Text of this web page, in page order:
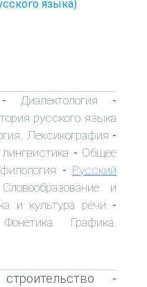
языка)
Диалектология -
русского языка
Лексикография -
- Общее
- Русский
Словообразование и
и культура речи -
Фонетика. Графика.
-